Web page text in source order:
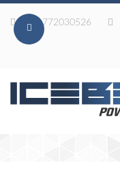
020-772030526